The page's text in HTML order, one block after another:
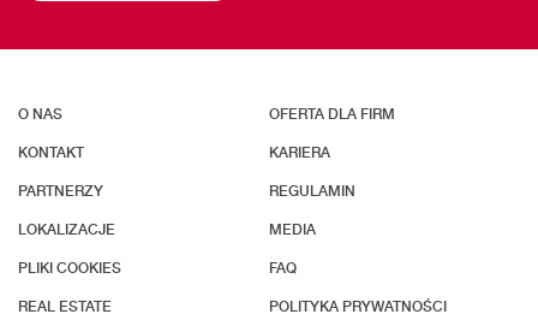
O NAS OFERTA DLA FIRM
KONTAKT KARIERA
PARTNERZY REGULAMIN
LOKALIZACJE MEDIA
PLIKI COOKIES FAQ
REAL ESTATE POLITYKA PRYWATNOŚCI